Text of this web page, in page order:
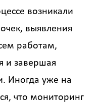
возникали
выявления
работам,
и завершая
Иногда уже на
что мониторинг